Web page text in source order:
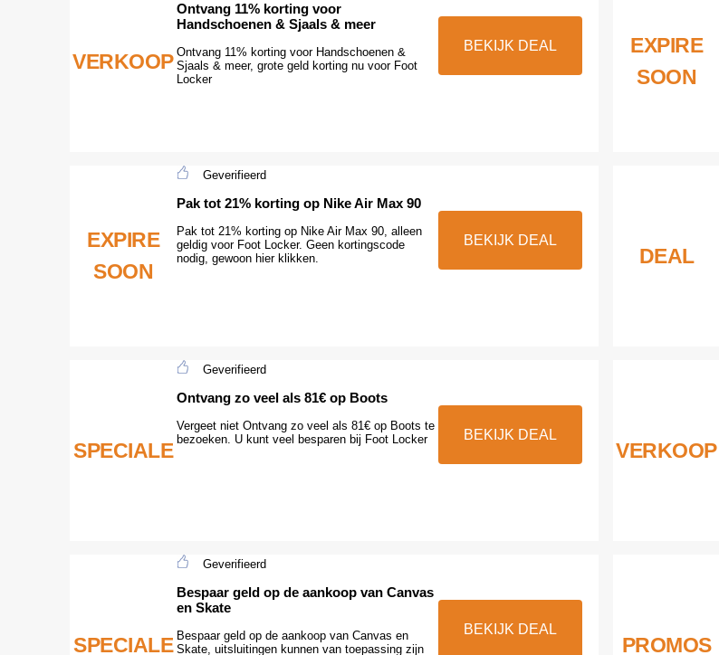
VERKOOP
Ontvang 11% korting voor
Handschoenen & Sjaals & meer
Ontvang 11% korting voor Handschoenen &
Sjaals & meer, grote geld korting nu voor Foot
Locker
BEKIJK DEAL
EXPIRE
SOON
EXPIRE
SOON
Geverifieerd
Pak tot 21% korting op Nike Air Max 90
Pak tot 21% korting op Nike Air Max 90, alleen
geldig voor Foot Locker. Geen kortingscode
nodig, gewoon hier klikken.
BEKIJK DEAL
DEAL
SPECIALE
Geverifieerd
Ontvang zo veel als 81€ op Boots
Vergeet niet Ontvang zo veel als 81€ op Boots te
bezoeken. U kunt veel besparen bij Foot Locker
BEKIJK DEAL
VERKOOP
SPECIALE
Geverifieerd
Bespaar geld op de aankoop van Canvas
en Skate
Bespaar geld op de aankoop van Canvas en
Skate, uitsluitingen kunnen van toepassing zijn
BEKIJK DEAL
PROMOS